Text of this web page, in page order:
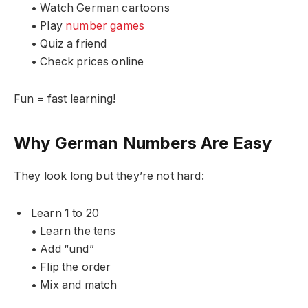
• Watch German cartoons
• Play number games
• Quiz a friend
• Check prices online
Fun = fast learning!
Why German Numbers Are Easy
They look long but they’re not hard:
Learn 1 to 20
• Learn the tens
• Add “und”
• Flip the order
• Mix and match